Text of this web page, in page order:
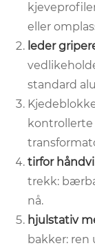
eller
leder
standard
tirfor
trekk:
nå.
hjulstativ
bakker: ren